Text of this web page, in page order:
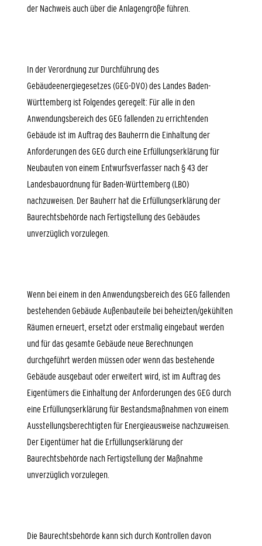
der Nachweis auch über die Anlagengröße führen.
In der Verordnung zur Durchführung des
Gebäudeenergiegesetzes (GEG-DVO) des Landes Baden-
Württemberg ist Folgendes geregelt: Für alle in den
Anwendungsbereich des GEG fallenden zu errichtenden
Gebäude ist im Auftrag des Bauherrn die Einhaltung der
Anforderungen des GEG durch eine Erfüllungserklärung für
Neubauten von einem Entwurfsverfasser nach § 43 der
Landesbauordnung für Baden-Württemberg (LBO)
nachzuweisen. Der Bauherr hat die Erfüllungserklärung der
Baurechtsbehörde nach Fertigstellung des Gebäudes
unverzüglich vorzulegen.
Wenn bei einem in den Anwendungsbereich des GEG fallenden
bestehenden Gebäude Außenbauteile bei beheizten/gekühlten
Räumen erneuert, ersetzt oder erstmalig eingebaut werden
und für das gesamte Gebäude neue Berechnungen
durchgeführt werden müssen oder wenn das bestehende
Gebäude ausgebaut oder erweitert wird, ist im Auftrag des
Eigentümers die Einhaltung der Anforderungen des GEG durch
eine Erfüllungserklärung für Bestandsmaßnahmen von einem
Ausstellungsberechtigten für Energieausweise nachzuweisen.
Der Eigentümer hat die Erfüllungserklärung der
Baurechtsbehörde nach Fertigstellung der Maßnahme
unverzüglich vorzulegen.
Die Baurechtsbehörde kann sich durch Kontrollen davon